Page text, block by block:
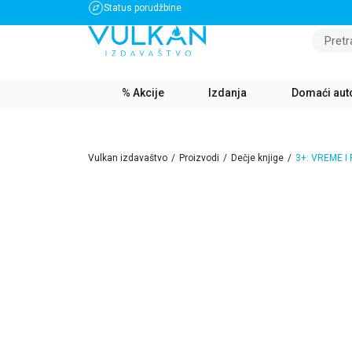
Status porudžbine
BESPLATNA DOSTAVA ZA IZNOS PREKO 3500 RSD
% Akcije Izdanja Domaći
Vulkan izdavaštvo Proizvodi Dečje knjige 3+: VREME I